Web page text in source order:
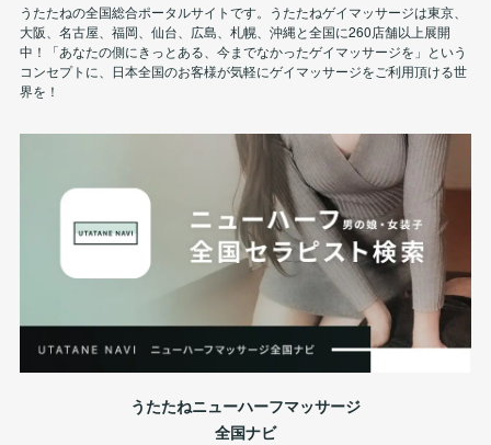
うたたねの全国総合ポータルサイトです。うたたねゲイマッサージは東京、
大阪、名古屋、福岡、仙台、広島、札幌、沖縄と全国に260店舗以上展開
中！「あなたの側にきっとある、今までなかったゲイマッサージを」という
コンセプトに、日本全国のお客様が気軽にゲイマッサージをご利用頂ける世
界を！
うたたねニューハーフマッサージ
全国ナビ